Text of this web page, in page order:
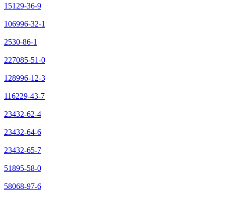
15129-36-9
106996-32-1
2530-86-1
227085-51-0
128996-12-3
116229-43-7
23432-62-4
23432-64-6
23432-65-7
51895-58-0
58068-97-6